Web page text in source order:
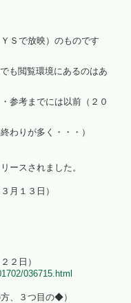
Ｓで放映）のものです
も閲覧環境にあるのはあ
参考までには以前（２０
わりが多く・・・）
ースされました。
月１３日）
２日）
036715.html
、３つ目の◆）